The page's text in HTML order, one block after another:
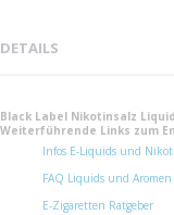
DETAILS
Black Label Nikotinsalz
Weiterführende Links zum
Infos E-Liquids und
FAQ Liquids und Aromen
E-Zigaretten Ratgeber